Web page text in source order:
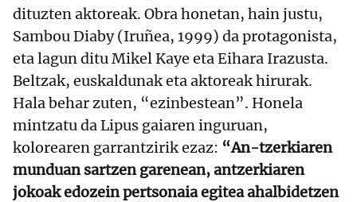
dituzten aktoreak. Obra honetan, hain justu,
Sambou Diaby (Iruñea, 1999) da protagonista,
eta lagun ditu Mikel Kaye eta Eihara Irazusta.
Beltzak, euskaldunak eta aktoreak hirurak.
Hala behar zuten, “ezinbestean”. Honela
mintzatu da Lipus gaiaren inguruan,
kolorearen garrantzirik ezaz: “An-tzerkiaren
munduan sartzen garenean, antzerkiaren
jokoak edozein pertsonaia egitea ahalbidetzen